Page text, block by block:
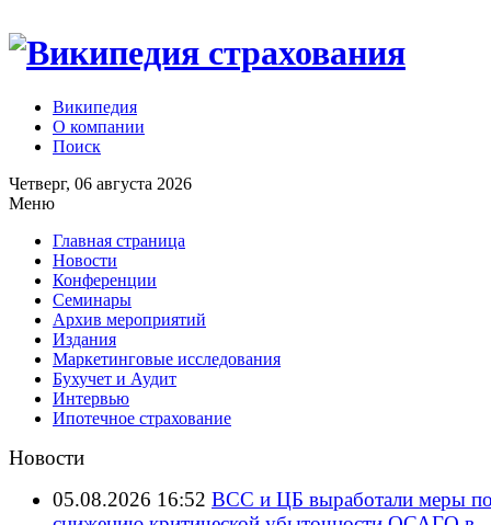
Википедия
О компании
Поиск
Четверг, 06 августа 2026
Меню
Главная страница
Новости
Конференции
Семинары
Архив мероприятий
Издания
Маркетинговые исследования
Бухучет и Аудит
Интервью
Ипотечное страхование
Новости
05.08.2026 16:52 ВСС и ЦБ выработали меры